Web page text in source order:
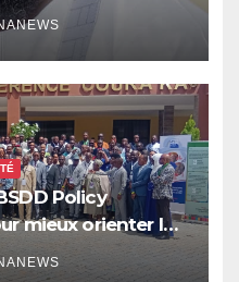
Policy
mieux orienter les